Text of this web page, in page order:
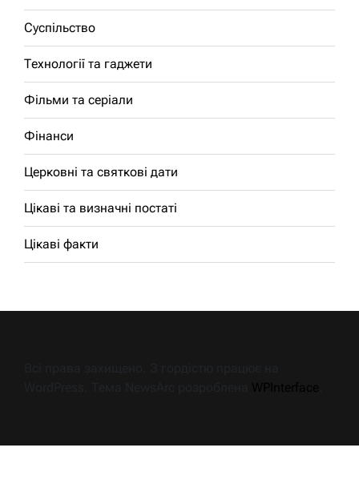
Суспільство
Технології та гаджети
Фільми та серіали
Фінанси
Церковні та святкові дати
Цікаві та визначні постаті
Цікаві факти